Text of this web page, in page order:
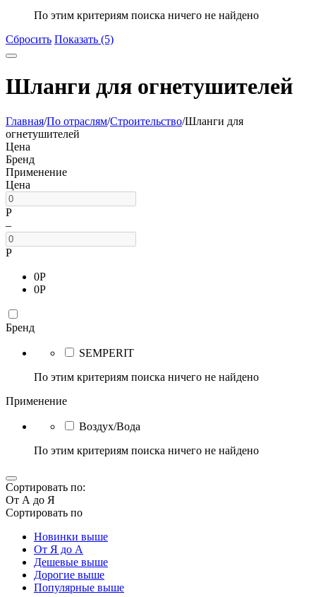
По этим критериям поиска ничего не найдено
Сбросить Показать (5)
Шланги для огнетушителей
Главная/По отраслям/Строительство/Шланги для
огнетушителей
Цена
Бренд
Применение
Цена
Р
–
Р
0Р
0Р
Бренд
SEMPERIT
По этим критериям поиска ничего не найдено
Применение
Воздух/Вода
По этим критериям поиска ничего не найдено
Сортировать по:
От А до Я
Сортировать по
Новинки выше
От Я до А
Дешевые выше
Дорогие выше
Популярные выше